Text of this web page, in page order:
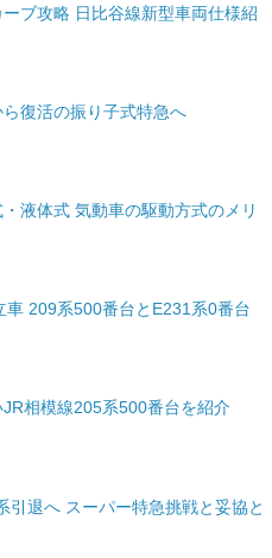
ブ攻略 日比谷線新型車両仕様紹
復活の振り子式特急へ
液体式 気動車の駆動方式のメリ
車 209系500番台とE231系0番台
相模線205系500番台を紹介
引退へ スーパー特急挑戦と妥協と